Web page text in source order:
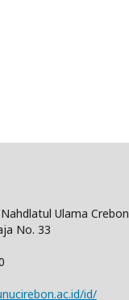
Ulama Crebon
No. 33
id/